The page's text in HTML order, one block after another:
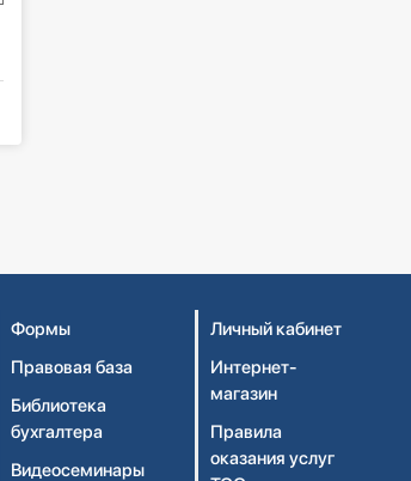
Формы
Правовая база
Библиотека
бухгалтера
Видеосеминары
Личный кабинет
Интернет-
магазин
Правила
оказания услуг